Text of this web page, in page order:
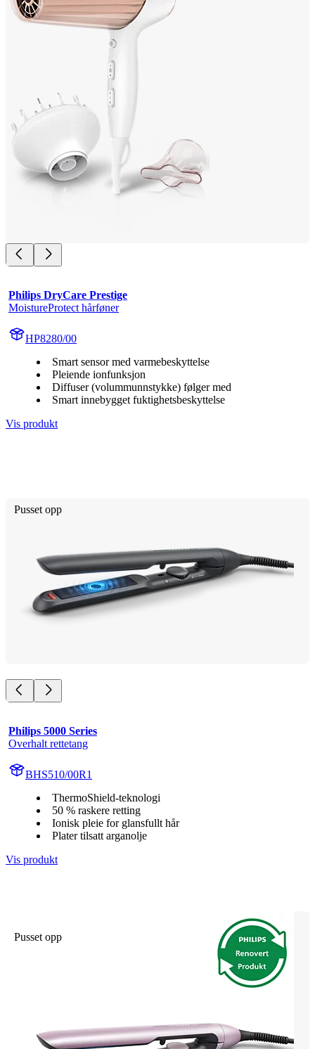
Philips DryCare Prestige
MoistureProtect hårføner
HP8280/00
Smart sensor med varmebeskyttelse
Pleiende ionfunksjon
Diffuser (volummunnstykke) følger med
Smart innebygget fuktighetsbeskyttelse
Vis produkt
Pusset opp
Philips 5000 Series
Overhalt rettetang
BHS510/00R1
ThermoShield-teknologi
50 % raskere retting
Ionisk pleie for glansfullt hår
Plater tilsatt arganolje
Vis produkt
Pusset opp